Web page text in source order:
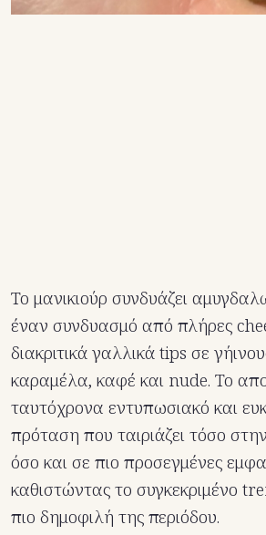
Το μανικιούρ συνδυάζει
έναν συνδυασμό από πλήρες
διακριτικά γαλλικά tips σε
καραμέλα, καφέ και nude. Το
ταυτόχρονα εντυπωσιακό και
πρόταση που ταιριάζει τόσο
όσο και σε πιο προσεγμένες
καθιστώντας το συγκεκριμένο
πιο δημοφιλή της περιόδου.